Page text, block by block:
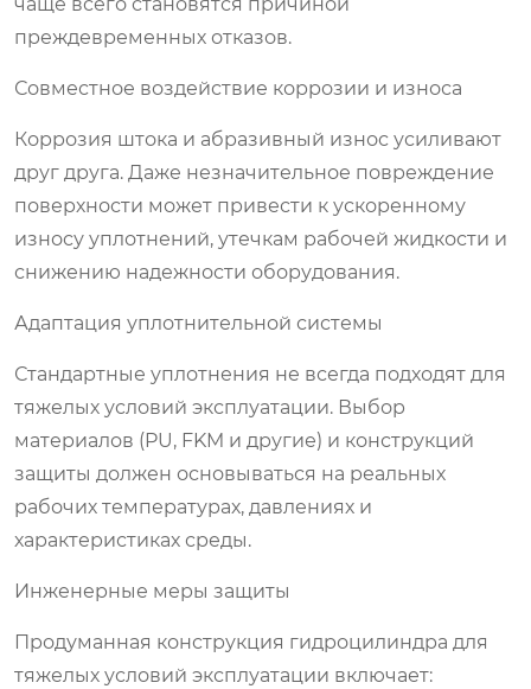
преждевременных отказов.
Совместное воздействие коррозии и износа
Коррозия штока и абразивный износ усиливают
друг друга. Даже незначительное повреждение
поверхности может привести к ускоренному
износу уплотнений, утечкам рабочей жидкости и
снижению надежности оборудования.
Адаптация уплотнительной системы
Стандартные уплотнения не всегда подходят для
тяжелых условий эксплуатации. Выбор
материалов (PU, FKM и другие) и конструкций
защиты должен основываться на реальных
рабочих температурах, давлениях и
характеристиках среды.
Инженерные меры защиты
Продуманная конструкция гидроцилиндра для
тяжелых условий эксплуатации включает: